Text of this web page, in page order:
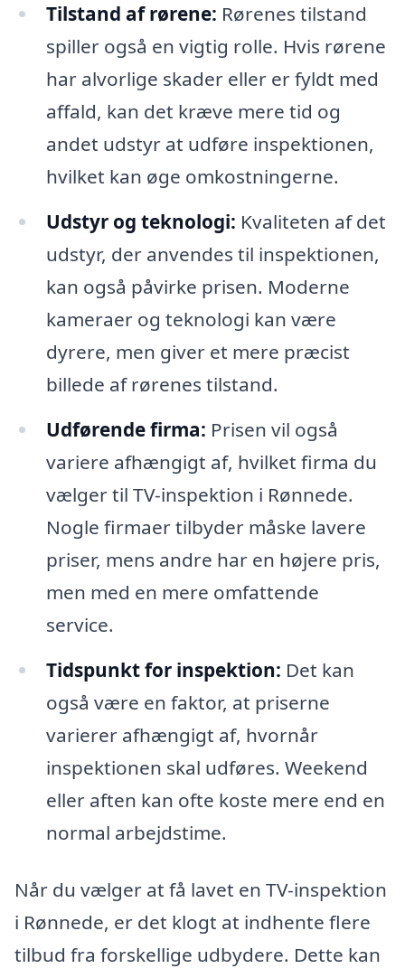
Tilstand af rørene: Rørenes tilstand
spiller også en vigtig rolle. Hvis rørene
har alvorlige skader eller er fyldt med
affald, kan det kræve mere tid og
andet udstyr at udføre inspektionen,
hvilket kan øge omkostningerne.
Udstyr og teknologi: Kvaliteten af det
udstyr, der anvendes til inspektionen,
kan også påvirke prisen. Moderne
kameraer og teknologi kan være
dyrere, men giver et mere præcist
billede af rørenes tilstand.
Udførende firma: Prisen vil også
variere afhængigt af, hvilket firma du
vælger til TV-inspektion i Rønnede.
Nogle firmaer tilbyder måske lavere
priser, mens andre har en højere pris,
men med en mere omfattende
service.
Tidspunkt for inspektion: Det kan
også være en faktor, at priserne
varierer afhængigt af, hvornår
inspektionen skal udføres. Weekend
eller aften kan ofte koste mere end en
normal arbejdstime.
Når du vælger at få lavet en TV-inspektion
i Rønnede, er det klogt at indhente flere
tilbud fra forskellige udbydere. Dette kan